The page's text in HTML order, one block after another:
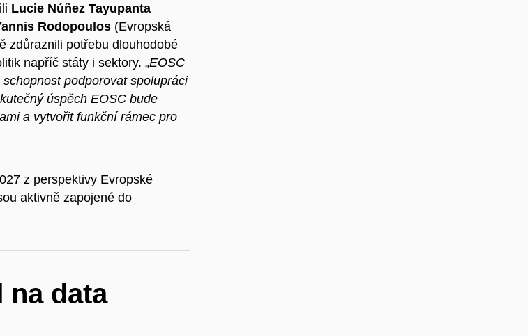
Lucie Núñez Tayupanta
Rodopoulos (Evropská
zdůraznili potřebu dlouhodobé
napříč státy i sektory. „EOSC
podporovat spolupráci
úspěch EOSC bude
a vytvořit funkční rámec pro
z perspektivy Evropské
aktivně zapojené do
na data